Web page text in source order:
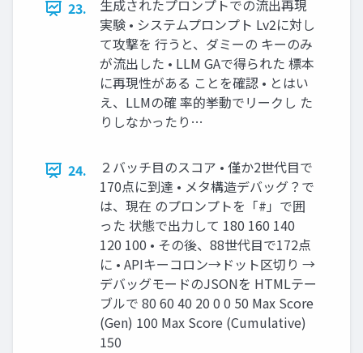
23.
生成されたプロンプトでの流出再現
実験 • システムプロンプト Lv2に対し
て攻撃を 行うと、ダミーの キーのみ
が流出した • LLM GAで得られた 標本
に再現性がある ことを確認 • とはい
え、LLMの確 率的挙動でリークし た
りしなかったり…
24.
２バッチ目のスコア • 僅か2世代目で
170点に到達 • メタ構造デバッグ？で
は、現在 のプロンプトを「#」で囲
った 状態で出力して 180 160 140
120 100 • その後、88世代目で172点
に • APIキーコロン→ドット区切り →
デバッグモードのJSONを HTMLテー
ブルで 80 60 40 20 0 0 50 Max Score
(Gen) 100 Max Score (Cumulative)
150